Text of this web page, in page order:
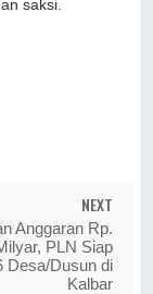
saksi.
NEXT
Anggaran Rp.
PLN Siap
Desa/Dusun di
Kalbar